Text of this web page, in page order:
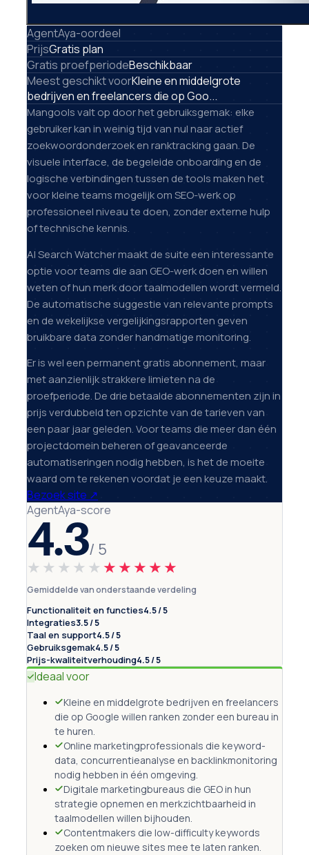
AgentAya-oordeel
PrijsGratis plan
Gratis proefperiodeBeschikbaar
Meest geschikt voorKleine en middelgrote
bedrijven en freelancers die op Goo...
Mangools valt op door het gebruiksgemak: elke
gebruiker kan in weinig tijd van nul naar actief
zoekwoordonderzoek en ranktracking gaan. De
visuele interface, de begeleide onboarding en de
logische verbindingen tussen de tools maken het
voor kleine teams mogelijk om SEO-werk op
professioneel niveau te doen, zonder externe hulp
of technische kennis.
AI Search Watcher maakt de suite een interessante
optie voor teams die aan GEO-werk doen en willen
weten of hun merk door taalmodellen wordt vermeld.
De automatische suggestie van relevante prompts
en de wekelijkse vergelijkingsrapporten geven
bruikbare data zonder handmatige monitoring.
Er is wel een permanent gratis abonnement, maar
met aanzienlijk strakkere limieten na de
proefperiode. De drie betaalde abonnementen zijn in
prijs verdubbeld ten opzichte van de tarieven van
een paar jaar geleden. Voor teams die meer dan één
projectdomein beheren of geavanceerde
automatiseringen nodig hebben, is het de moeite
waard om te rekenen voordat je een keuze maakt.
Bezoek site ↗
AgentAya-score
4.3/ 5
★★★★★ ★★★★★
Gemiddelde van onderstaande verdeling
Functionaliteit en functies4.5 / 5
Integraties3.5 / 5
Taal en support4.5 / 5
Gebruiksgemak4.5 / 5
Prijs-kwaliteitverhouding4.5 / 5
Ideaal voor
Kleine en middelgrote bedrijven en freelancers
die op Google willen ranken zonder een bureau in
te huren.
Online marketingprofessionals die keyword-
data, concurrentieanalyse en backlinkmonitoring
nodig hebben in één omgeving.
Digitale marketingbureaus die GEO in hun
strategie opnemen en merkzichtbaarheid in
taalmodellen willen bijhouden.
Contentmakers die low-difficulty keywords
zoeken om nieuwe sites mee te laten ranken.